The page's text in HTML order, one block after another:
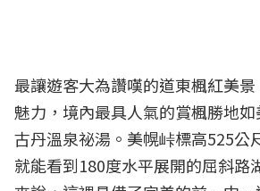
最讓遊客大為讚嘆的道東楓紅美
魅力，境內最具人氣的賞楓勝地
古丹溫泉祕湯。美幌峠標高525公
就能看到180度水平展開的屈斜路